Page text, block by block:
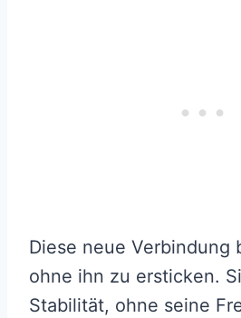
Diese neue Verbindung
ohne ihn zu ersticken.
Stabilität, ohne seine